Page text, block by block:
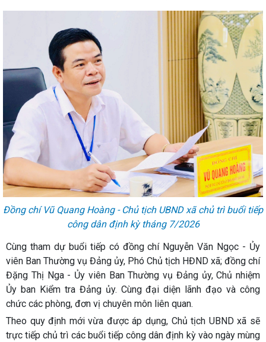
Đồng chí Vũ Quang Hoàng - Chủ tịch UBND xã chủ trì buổi tiếp
công dân định kỳ tháng 7/2026
Cùng tham dự buổi tiếp có đồng chí Nguyễn Văn Ngọc - Ủy
viên Ban Thường vụ Đảng ủy, Phó Chủ tịch HĐND xã; đồng chí
Đặng Thị Nga - Ủy viên Ban Thường vụ Đảng ủy, Chủ nhiệm
Ủy ban Kiểm tra Đảng ủy. Cùng đại diện lãnh đạo và công
chức các phòng, đơn vị chuyên môn liên quan.
Theo quy định mới vừa được áp dụng, Chủ tịch UBND xã sẽ
trực tiếp chủ trì các buổi tiếp công dân định kỳ vào ngày mùng